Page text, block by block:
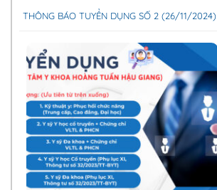
THÔNG BÁO TUYỂN DỤNG SỐ 2 (26/11/2024)